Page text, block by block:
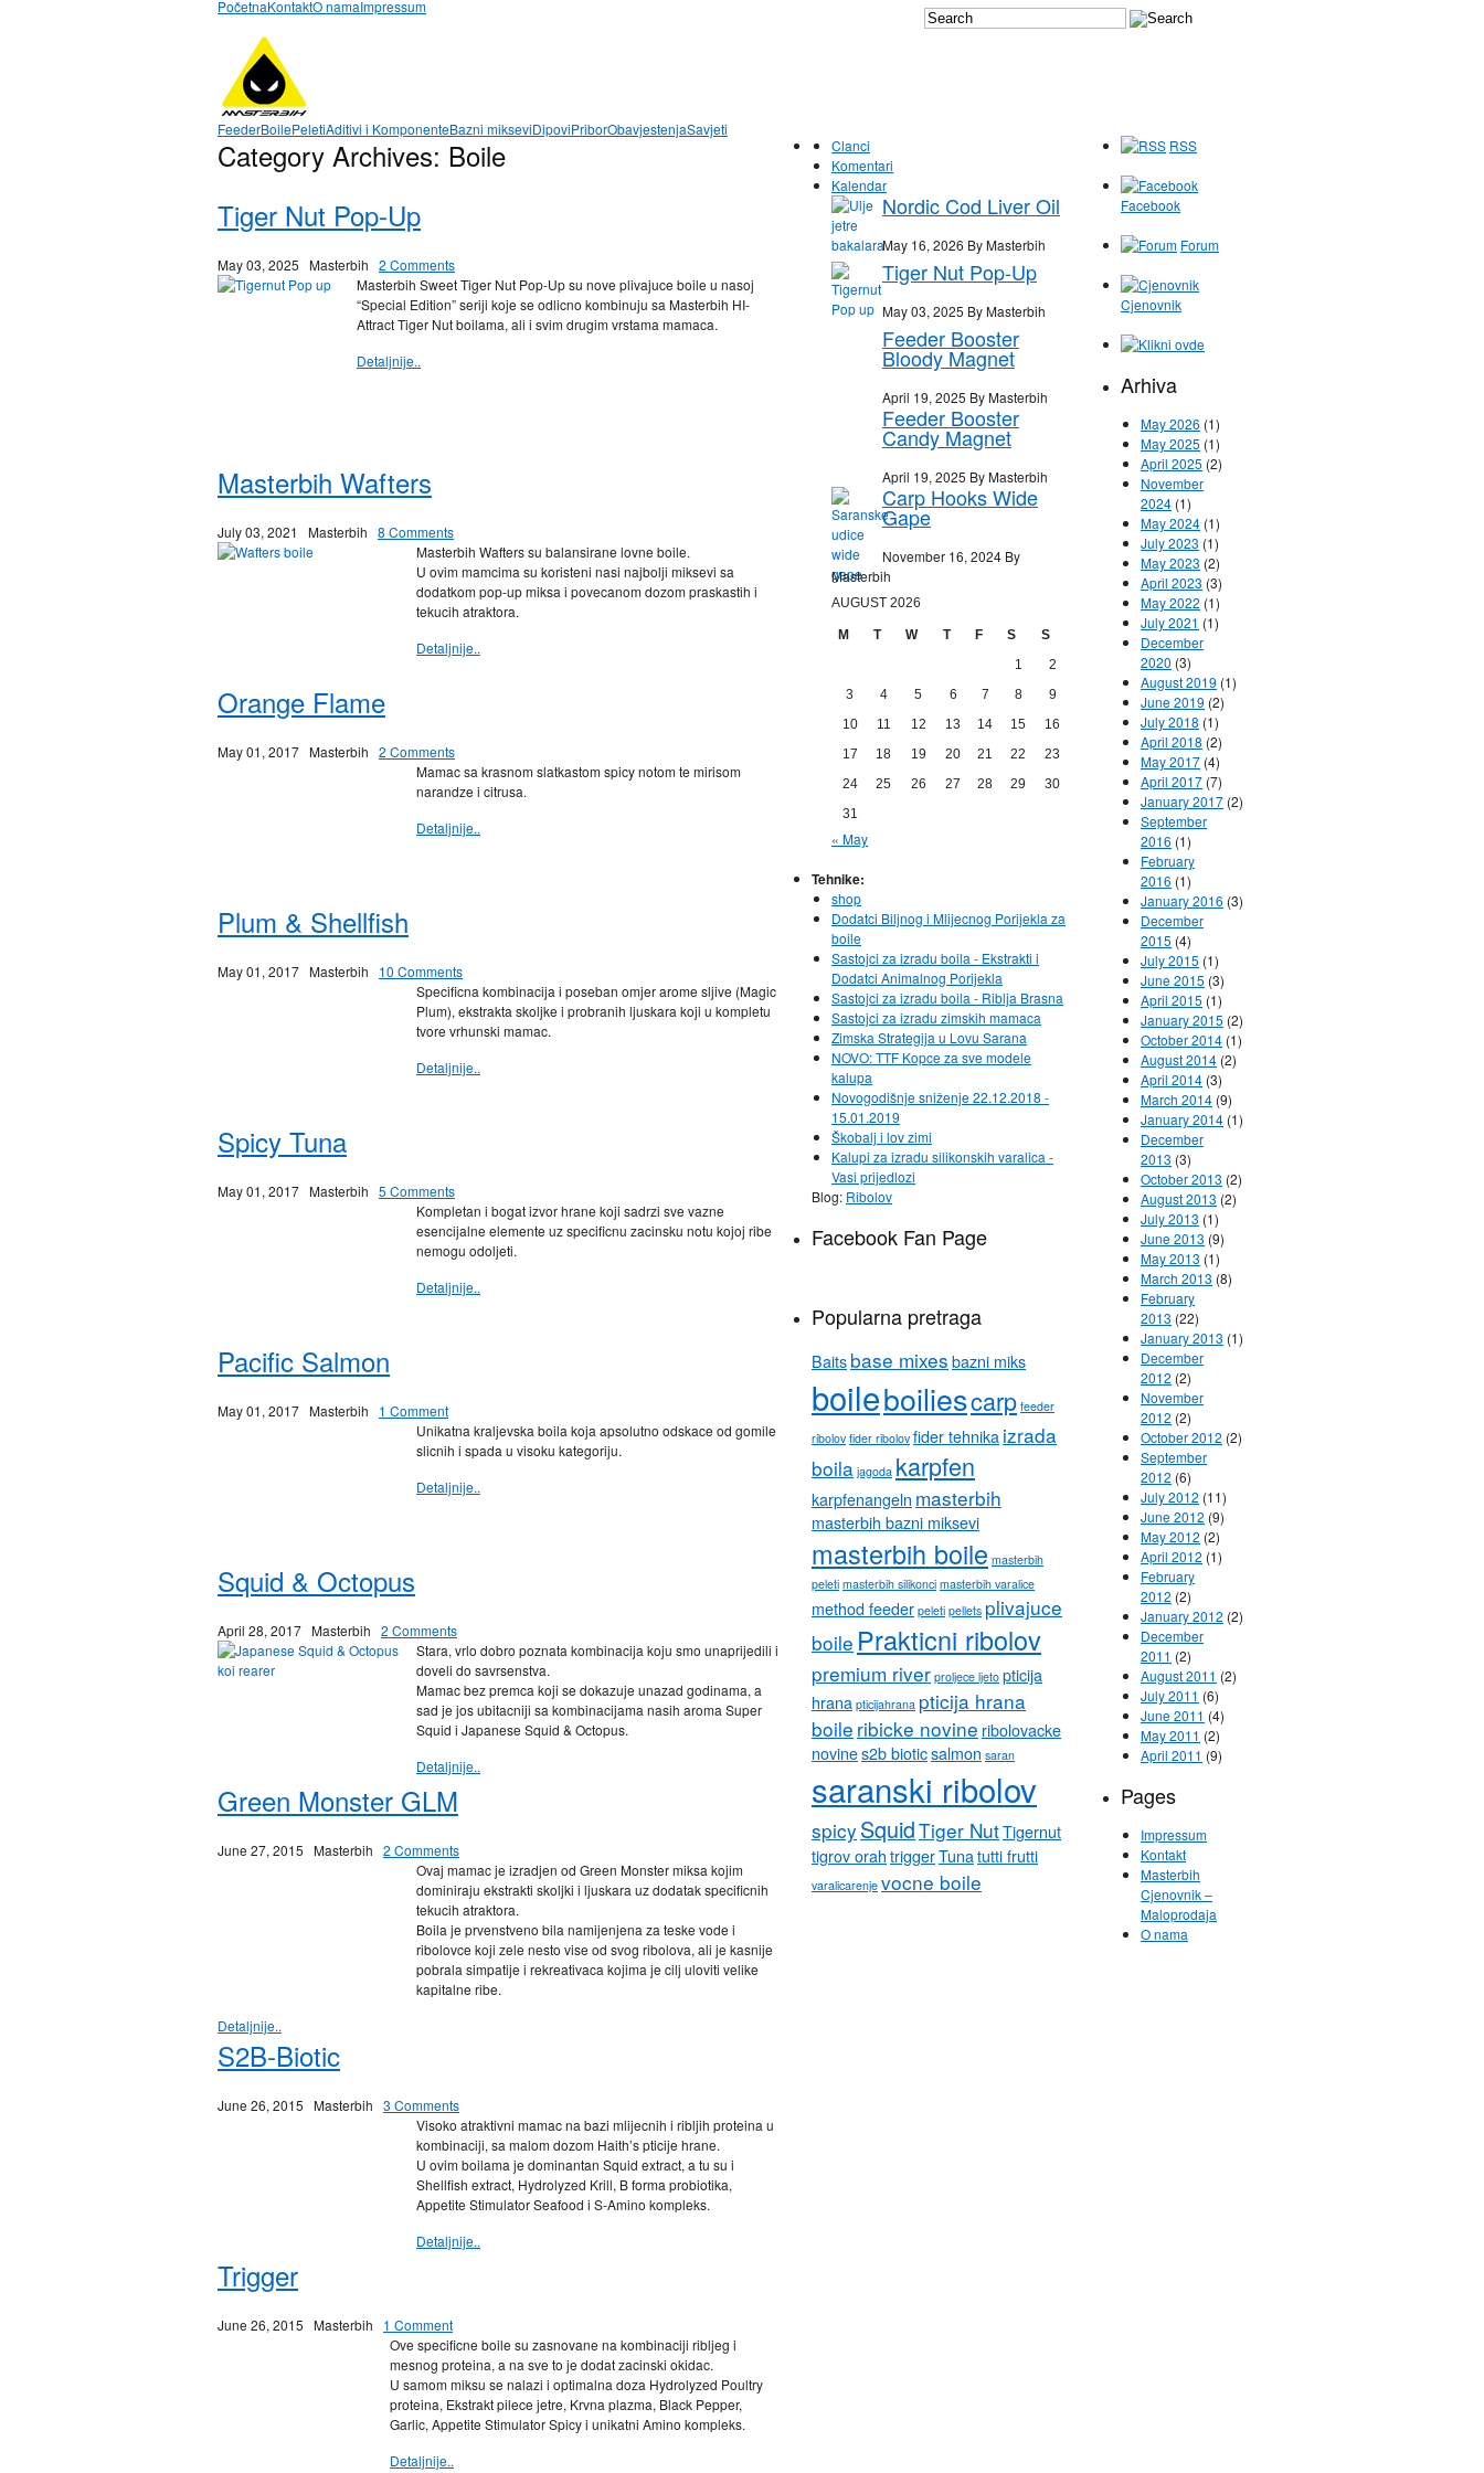
PočetnaKontaktO namaImpressum
FeederBoilePeletiAditivi i KomponenteBazni mikseviDipoviPriborObavjestenjaSavjeti
Category Archives: Boile
Tiger Nut Pop-Up
May 03, 2025 Masterbih 2 Comments
Masterbih Sweet Tiger Nut Pop-Up su nove plivajuce boile u nasoj
“Special Edition” seriji koje se odlicno kombinuju sa Masterbih HI-
Attract Tiger Nut boilama, ali i svim drugim vrstama mamaca.
Detaljnije..
Masterbih Wafters
July 03, 2021 Masterbih 8 Comments
Masterbih Wafters su balansirane lovne boile.
U ovim mamcima su koristeni nasi najbolji miksevi sa
dodatkom pop-up miksa i povecanom dozom praskastih i
tekucih atraktora.
Detaljnije..
Orange Flame
May 01, 2017 Masterbih 2 Comments
Mamac sa krasnom slatkastom spicy notom te mirisom
narandze i citrusa.
Detaljnije..
Plum & Shellfish
May 01, 2017 Masterbih
10 Comments
Specificna kombinacija i poseban omjer arome sljive (Magic
Plum), ekstrakta skoljke i probranih ljuskara koji u kompletu
tvore vrhunski mamac.
Detaljnije..
Spicy Tuna
May 01, 2017 Masterbih 5 Comments
Kompletan i bogat izvor hrane koji sadrzi sve vazne
esencijalne elemente uz specificnu zacinsku notu kojoj ribe
nemogu odoljeti.
Detaljnije..
Pacific Salmon
May 01, 2017 Masterbih
1 Comment
Unikatna kraljevska boila koja apsolutno odskace od gomile
slicnih i spada u visoku kategoriju.
Detaljnije..
Squid & Octopus
April 28, 2017 Masterbih 2 Comments
Stara, vrlo dobro poznata kombinacija koju smo unaprijedili i
doveli do savrsenstva.
Mamac bez premca koji se dokazuje unazad godinama, a
sad je jos ubitacniji sa kombinacijama nasih aroma Super
Squid i Japanese Squid & Octopus.
Detaljnije..
Green Monster GLM
June 27, 2015 Masterbih 2 Comments
Ovaj mamac je izradjen od Green Monster miksa kojim
dominiraju ekstrakti skoljki i ljuskara uz dodatak specificnih
tekucih atraktora.
Boila je prvenstveno bila namijenjena za teske vode i
ribolovce koji zele nesto vise od svog ribolova, ali je kasnije
pobrala simpatije i rekreativaca kojima je cilj uloviti velike
kapitalne ribe.
Detaljnije..
S2B-Biotic
June 26, 2015 Masterbih 3 Comments
Visoko atraktivni mamac na bazi mlijecnih i ribljih proteina u
kombinaciji, sa malom dozom Haith’s pticije hrane.
U ovim boilama je dominantan Squid extract, a tu su i
Shellfish extract, Hydrolyzed Krill, B forma probiotika,
Appetite Stimulator Seafood i S-Amino kompleks.
Detaljnije..
Trigger
June 26, 2015 Masterbih
1 Comment
Ove specificne boile su zasnovane na kombinaciji ribljeg i
mesnog proteina, a na sve to je dodat zacinski okidac.
U samom miksu se nalazi i optimalna doza Hydrolyzed Poultry
proteina, Ekstrakt pilece jetre, Krvna plazma, Black Pepper,
Garlic, Appetite Stimulator Spicy i unikatni Amino kompleks.
Detaljnije..
Clanci
Komentari
Kalendar
Nordic Cod Liver Oil
May 16, 2026 By Masterbih
Tiger Nut Pop-Up
May 03, 2025 By Masterbih
Feeder Booster
Bloody Magnet
April 19, 2025 By Masterbih
Feeder Booster
Candy Magnet
April 19, 2025 By Masterbih
Carp Hooks Wide
Gape
November 16, 2024 By
Masterbih
AUGUST 2026
M T W T F S
S
1
2
3
4 5 6 7 8
9
10
11 12 13 14 15
16
17
18 19 20 21 22
23
24
25 26 27 28 29
30
31
« May
Tehnike:
shop
Dodatci Biljnog i Mlijecnog Porijekla za
boile
Sastojci za izradu boila - Ekstrakti i
Dodatci Animalnog Porijekla
Sastojci za izradu boila - Riblja Brasna
Sastojci za izradu zimskih mamaca
Zimska Strategija u Lovu Sarana
NOVO: TTF Kopce za sve modele
kalupa
Novogodišnje sniženje 22.12.2018 -
15.01.2019
Škobalj i lov zimi
Kalupi za izradu silikonskih varalica -
Vasi prijedlozi
Blog: Ribolov
Facebook Fan Page
Popularna pretraga
Baits base mixes bazni miks
boileboiliescarp feeder
ribolov fider ribolov fider tehnika izrada
boila jagoda karpfen
karpfenangeln masterbih
masterbih bazni miksevi
masterbih boile masterbih
peleti masterbih silikonci masterbih varalice
method feeder peleti pellets plivajuce
boile Prakticni ribolov
premium river proljece ljeto pticija
hrana pticijahrana pticija hrana
boile ribicke novine ribolovacke
novines2b bioticsalmon saran
saranski ribolov
spicy SquidTiger NutTigernut
tigrov orah triggerTunatutti frutti
varalicarenje vocne boile
RSS
Facebook
Forum
Cjenovnik
Arhiva
May 2026 (1)
May 2025 (1)
April 2025 (2)
November
2024 (1)
May 2024 (1)
July 2023 (1)
May 2023 (2)
April 2023 (3)
May 2022 (1)
July 2021 (1)
December
2020 (3)
August 2019 (1)
June 2019 (2)
July 2018 (1)
April 2018 (2)
May 2017 (4)
April 2017 (7)
January 2017 (2)
September
2016 (1)
February
2016 (1)
January 2016 (3)
December
2015 (4)
July 2015 (1)
June 2015 (3)
April 2015 (1)
January 2015 (2)
October 2014 (1)
August 2014 (2)
April 2014 (3)
March 2014 (9)
January 2014 (1)
December
2013 (3)
October 2013 (2)
August 2013 (2)
July 2013 (1)
June 2013 (9)
May 2013 (1)
March 2013 (8)
February
2013 (22)
January 2013 (1)
December
2012 (2)
November
2012 (2)
October 2012 (2)
September
2012 (6)
July 2012 (11)
June 2012 (9)
May 2012 (2)
April 2012 (1)
February
2012 (2)
January 2012 (2)
December
2011 (2)
August 2011 (2)
July 2011 (6)
June 2011 (4)
May 2011 (2)
April 2011 (9)
Pages
Impressum
Kontakt
Masterbih
Cjenovnik –
Maloprodaja
O nama